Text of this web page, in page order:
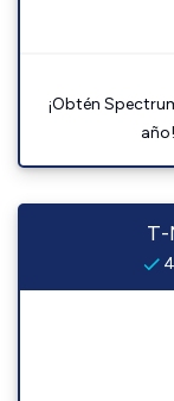
¡Obtén
T-